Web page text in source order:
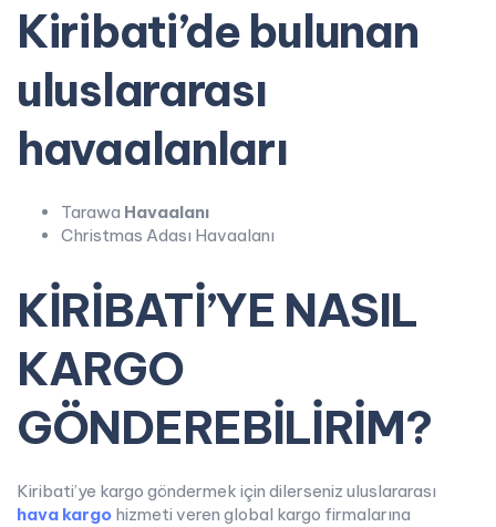
Kiribati’de bulunan
uluslararası
havaalanları
Tarawa Havaalanı
Christmas Adası Havaalanı
KİRİBATİ’YE NASIL
KARGO
GÖNDEREBİLİRİM?
Kiribati’ye kargo göndermek için dilerseniz uluslararası
hava kargo hizmeti veren global kargo firmalarına